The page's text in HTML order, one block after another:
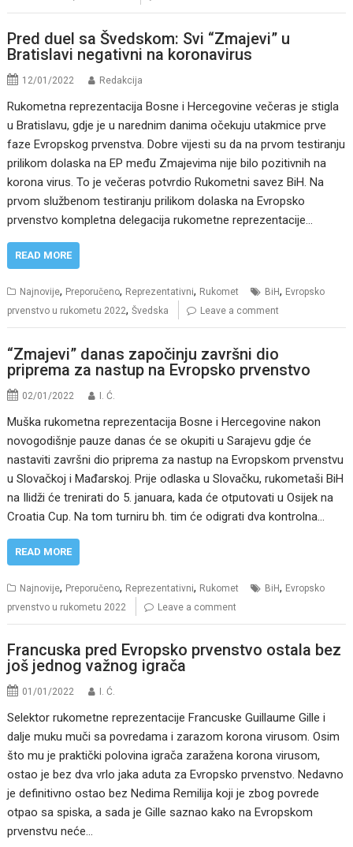
Pred duel sa Švedskom: Svi “Zmajevi” u
Bratislavi negativni na koronavirus
12/01/2022 Redakcija
Rukometna reprezentacija Bosne i Hercegovine večeras je stigla
u Bratislavu, gdje je u narednim danima očekuju utakmice prve
faze Evropskog prvenstva. Dobre vijesti su da na prvom testiranju
prilikom dolaska na EP među Zmajevima nije bilo pozitivnih na
korona virus. To je večeras potvrdio Rukometni savez BiH. Na
prvom službenom testiranju prilikom dolaska na Evropsko
prvenstvo kompletna delegacija rukometne reprezentacije…
READ MORE
Najnovije, Preporučeno, Reprezentativni, Rukomet BiH, Evropsko
prvenstvo u rukometu 2022,Švedska Leave a comment
“Zmajevi” danas započinju završni dio
priprema za nastup na Evropsko prvenstvo
02/01/2022 I. Ć.
Muška rukometna reprezentacija Bosne i Hercegovine nakon
novogodišnje pauze danas će se okupiti u Sarajevu gdje će
nastaviti završni dio priprema za nastup na Evropskom prvenstvu
u Slovačkoj i Mađarskoj. Prije odlaska u Slovačku, rukometaši BiH
na Ilidži će trenirati do 5. januara, kada će otputovati u Osijek na
Croatia Cup. Na tom turniru bh. tim će odigrati dva kontrolna…
READ MORE
Najnovije, Preporučeno, Reprezentativni, Rukomet BiH, Evropsko
prvenstvo u rukometu 2022
Leave a comment
Francuska pred Evropsko prvenstvo ostala bez
još jednog važnog igrača
01/01/2022 I. Ć.
Selektor rukometne reprezentacije Francuske Guillaume Gille i
dalje muku muči sa povredama i zarazom korona virusom. Osim
što mu je praktički polovina igrača zaražena korona virusom,
ostao je bez dva vrlo jaka aduta za Evropsko prvenstvo. Nedavno
je definitivno ostao bez Nedima Remilija koji je zbog povrede
otpao sa spiska, a sada je Gille saznao kako na Evropskom
prvenstvu neće…